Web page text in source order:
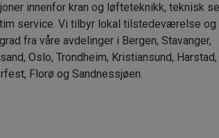
innenfor kran og løfteteknikk, teknisk
service. Vi tilbyr lokal tilstedeværelse og
fra våre avdelinger i Bergen, Stavanger,
Oslo, Trondheim, Kristiansund, Harstad,
Florø og Sandnessjøen.